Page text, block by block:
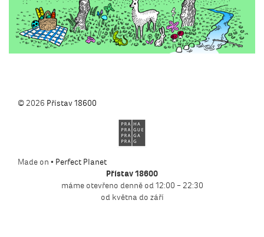
© 2026 Přístav 18600
Made on • Perfect Planet
Přístav 18600
máme otevřeno denně od 12:00 – 22:30
od května do září